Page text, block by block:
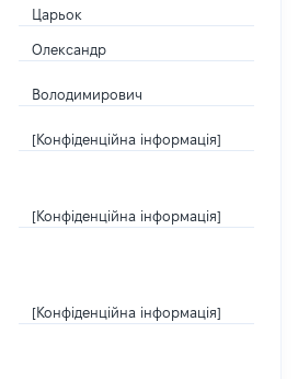
Царьок
Олександр
Володимирович
[Конфіденційна інформація]
[Конфіденційна інформація]
[Конфіденційна інформація]